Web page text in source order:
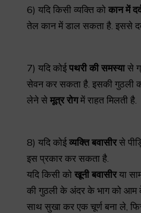
6) यदि किसी व्यक्ति को कान में
तेल कान में डाल सकता है. इससे
7) यदि कोईपथरी की समस्यासे
सेवन कर सकता है. इसकी गुठली
लेने से मूत्र रोगमें राहत मिलती है.
8) यदि कोईव्यक्ति बवासीरसे
इस प्रकार कर सकता है.
यदि किसी को खूनी बवासीरया
की गुठली के अंदर के भाग को
साथ सुखा कर एक चूर्ण बना ले, फिर